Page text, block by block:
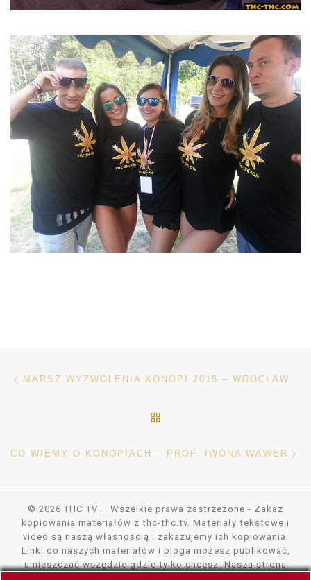
Nawigacja wpisu
MARSZ WYZWOLENIA KONOPI 2015 – WROCŁAW
CO WIEMY O KONOPIACH – PROF. IWONA WAWER
© 2026THC TV – Wszelkie prawa zastrzeżone - Zakaz
kopiowania materiałów z thc-thc.tv. Materiały tekstowe i
video są naszą własnością i zakazujemy ich kopiowania.
Linki do naszych materiałów i bloga możesz publikować,
umieszczać wszędzie gdzie tylko chcesz. Nasza strona